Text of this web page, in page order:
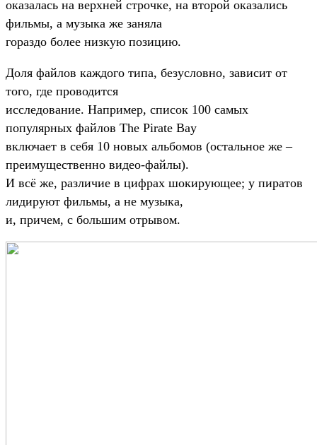
оказалась на верхней строчке, на второй оказались
фильмы, а музыка же заняла
гораздо более низкую позицию.
Доля файлов каждого типа, безусловно, зависит от
того, где проводится
исследование. Например, список 100 самых
популярных файлов The Pirate Bay
включает в себя 10 новых альбомов (остальное же –
преимущественно видео-файлы).
И всё же, различие в цифрах шокирующее; у пиратов
лидируют фильмы, а не музыка,
и, причем, с большим отрывом.